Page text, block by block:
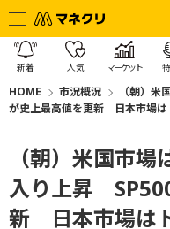
新着 人気 マーケット
HOME 市況概況
（朝）
が史上最高値を更新 日本市場は
（朝）米国市
入り上昇
新 日本市場は